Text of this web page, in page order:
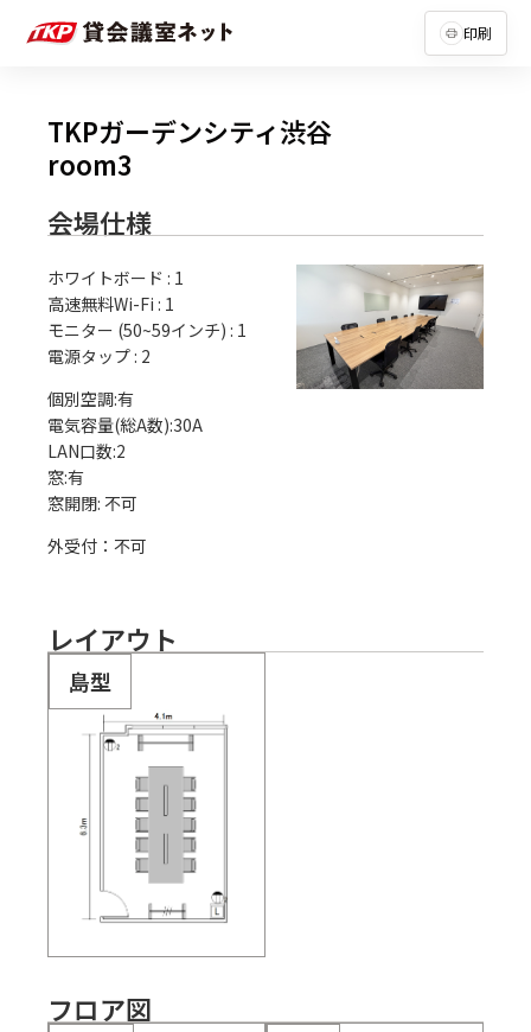
印刷
TKPガーデンシティ渋谷
room3
会場仕様
ホワイトボード : 1
高速無料Wi-Fi : 1
モニター (50~59インチ) : 1
電源タップ : 2
個別空調:有
電気容量(総A数):30A
LAN口数:2
窓:有
外受付：不可
レイアウト
島型
フロア図